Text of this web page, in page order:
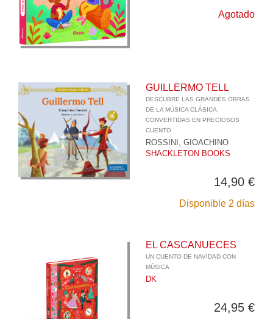
Agotado
GUILLERMO TELL
DESCUBRE LAS GRANDES OBRAS
DE LA MÚSICA CLÁSICA,
CONVERTIDAS EN PRECIOSOS
CUENTO
ROSSINI, GIOACHINO
SHACKLETON BOOKS
14,90 €
Disponible 2 días
EL CASCANUECES
UN CUENTO DE NAVIDAD CON
MÚSICA
DK
24,95 €